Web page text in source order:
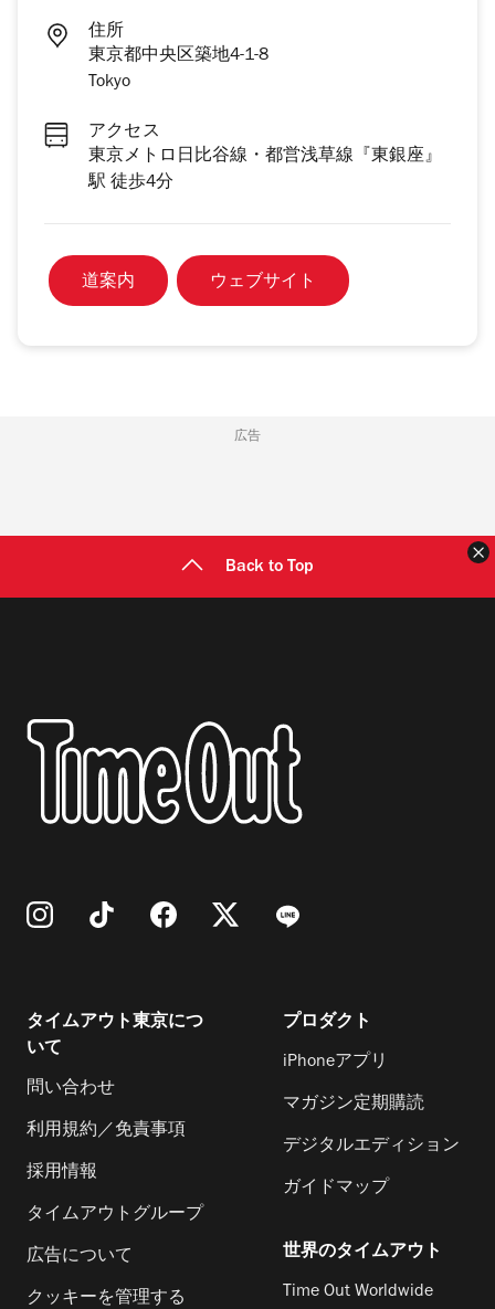
住所
東京都中央区築地4-1-8
Tokyo
アクセス
東京メトロ日比谷線・都営浅草線『東銀座』
駅 徒歩4分
道案内 ウェブサイト
広告
Back to Top
タイムアウト東京につ
いて
問い合わせ
利用規約／免責事項
採用情報
タイムアウトグループ
広告について
クッキーを管理する
プロダクト
iPhoneアプリ
マガジン定期購読
デジタルエディション
ガイドマップ
世界のタイムアウト
Time Out Worldwide